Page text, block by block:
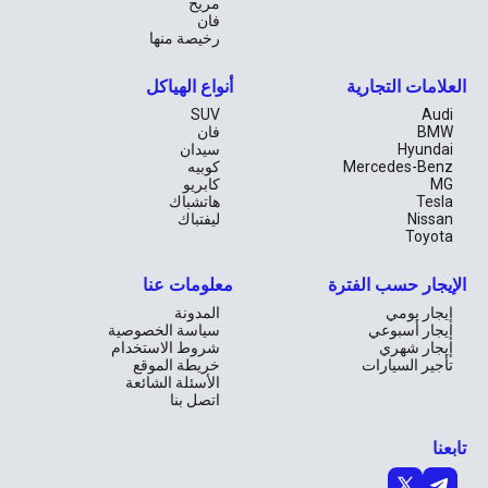
فان
رخيصة منها
العلامات التجارية
Audi
BMW
Hyundai
Mercedes-Benz
MG
Tesla
Nissan
Toyota
أنواع الهياكل
SUV
فان
سيدان
كوبيه
كابريو
هاتشباك
ليفتباك
الإيجار حسب الفترة
إيجار يومي
إيجار أسبوعي
إيجار شهري
تأجير السيارات
معلومات عنا
المدونة
سياسة الخصوصية
شروط الاستخدام
خريطة الموقع
الأسئلة الشائعة
اتصل بنا
تابعنا